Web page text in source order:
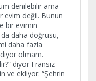
denilebilir ama
evim değil. Bunun
bir evimin
daha doğrusu,
daha fazla
olmam.
diyor Fransız
ve ekliyor: “Şehrin